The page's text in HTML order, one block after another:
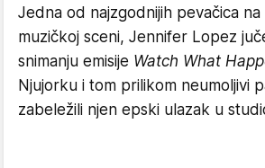
Jedna od najzgodnijih pevačica
muzičkoj sceni, Jennifer Lopez
snimanju emisije Watch What
Njujorku i tom prilikom neumoljivi
zabeležili njen epski ulazak u